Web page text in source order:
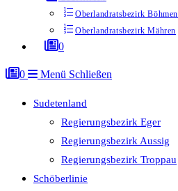
Oberlandratsbezirk Böhmen
Oberlandratsbezirk Mähren
0
0 Menü Schließen
Sudetenland
Regierungsbezirk Eger
Regierungsbezirk Aussig
Regierungsbezirk Troppau
Schöberlinie